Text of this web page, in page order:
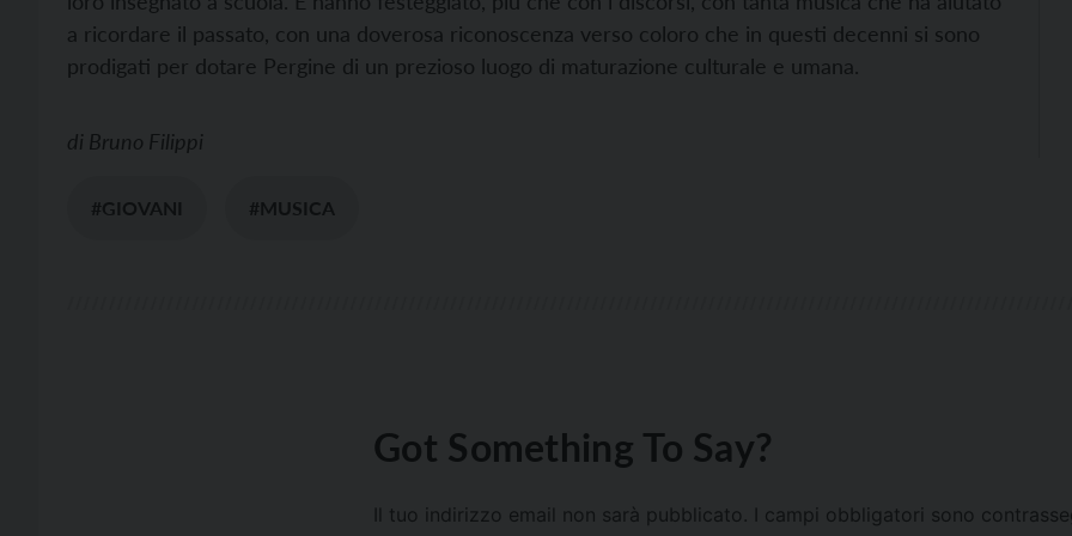
a ricordare il passato, con una doverosa riconoscenza verso coloro che in questi decenni si sono
prodigati per dotare Pergine di un prezioso luogo di maturazione culturale e umana.
di Bruno Filippi
#GIOVANI #MUSICA
Got Something To Say?
Il tuo indirizzo email non sarà pubblicato. I campi obbligatori sono